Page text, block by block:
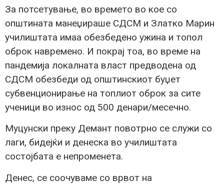
За потсетување, во времето во кое со
општината манеџираше СДСМ и Златко Марин
училиштата имаа обезбедено ужина и топол
оброк навремено. И покрај тоа, во време на
пандемија локалната власт предводена од
СДСМ обезбеди од општинскиот буџет
субвенционирање на топлиот оброк за сите
ученици во износ од 500 денари/месечно.
Муцунски преку Демант повотрно се служи со
лаги, бидејќи и денеска во училиштата
состојбата е непроменета.
Денес, се соочуваме со врвот на